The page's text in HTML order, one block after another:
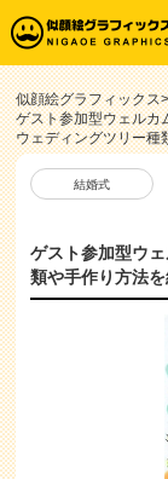
似顔絵グラフィックス
ゲスト参加型ウェルカ
ウェディングツリー種
結婚式
ゲスト参加型ウ
類や手作り方法